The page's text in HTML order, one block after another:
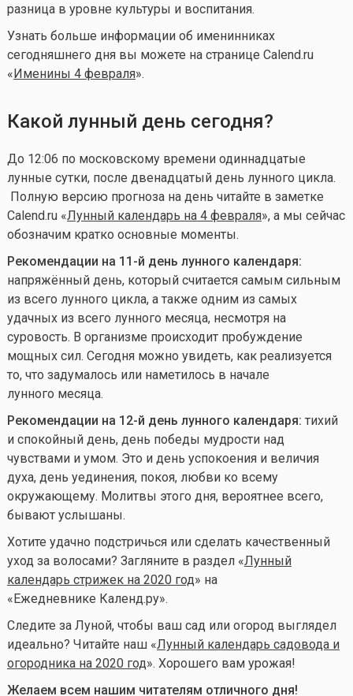
разница в уровне культуры и воспитания.
Узнать больше информации об именинниках
сегодняшнего дня вы можете на странице Calend.ru
«Именины 4 февраля».
Какой лунный день сегодня?
До 12:06 по московскому времени одиннадцатые
лунные сутки, после двенадцатый день лунного цикла.
Полную версию прогноза на день читайте в заметке
Calend.ru «Лунный календарь на 4 февраля», а мы сейчас
обозначим кратко основные моменты.
Рекомендации на 11-й день лунного календаря:
напряжённый день, который считается самым сильным
из всего лунного цикла, а также одним из самых
удачных из всего лунного месяца, несмотря на
суровость. В организме происходит пробуждение
мощных сил. Сегодня можно увидеть, как реализуется
то, что задумалось или наметилось в начале
лунного месяца.
Рекомендации на 12-й день лунного календаря: тихий
и спокойный день, день победы мудрости над
чувствами и умом. Это и день успокоения и величия
духа, день уединения, покоя, любви ко всему
окружающему. Молитвы этого дня, вероятнее всего,
бывают услышаны.
Хотите удачно подстричься или сделать качественный
уход за волосами? Загляните в раздел «Лунный
календарь стрижек на 2020 год» на
«Ежедневнике Календ.ру».
Следите за Луной, чтобы ваш сад или огород выглядел
идеально? Читайте наш «Лунный календарь садовода и
огородника на 2020 год». Хорошего вам урожая!
Желаем всем нашим читателям отличного дня!